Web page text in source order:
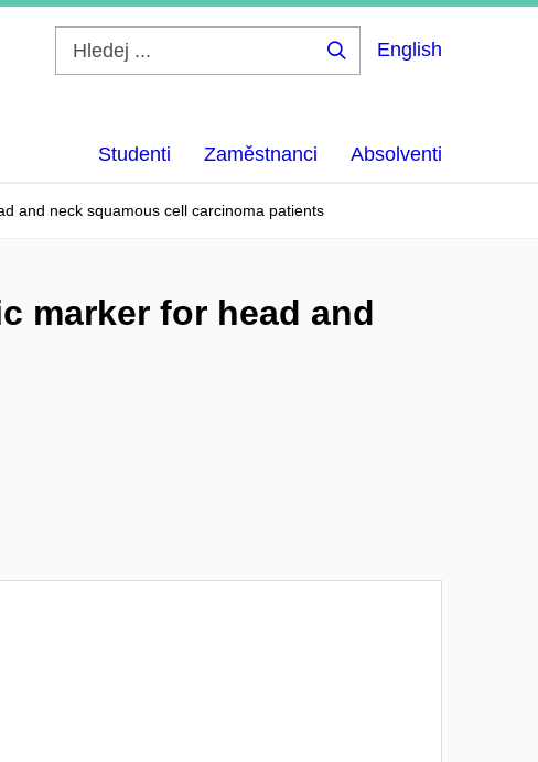
English
Studenti Zaměstnanci Absolventi
and neck squamous cell carcinoma patients
marker for head and